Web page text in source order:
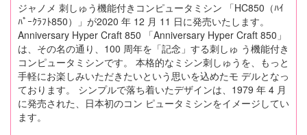
ジャノメ 刺しゅう機能付きコンピュータミシン 「HC850（ﾊｲ
ﾊﾟｰｸﾗﾌﾄ850）」が2020 年 12 月 11 日に発売いたします。
Anniversary Hyper Craft 850 「Anniversary Hyper Craft 850」
は、その名の通り、100 周年を「記念」する刺しゅ う機能付き
コンピュータミシンです。 本格的なミシン刺しゅうを、もっと
手軽にお楽しみいただきたいという思いを込めたモ デルとなっ
ております。 シンプルで落ち着いたデザインは、1979 年 4 月
に発売された、日本初のコン ピュータミシンをイメージしてい
ます。